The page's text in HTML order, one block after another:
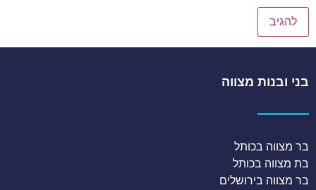
בני ובנות מצווה
בר מצווה בכותל
בת מצווה בכותל
בר מצווה בירושלים